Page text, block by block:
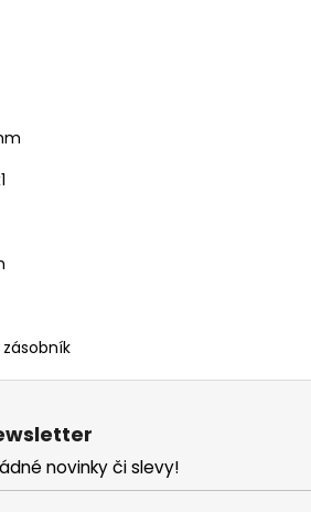
zásobník
novinky či slevy!